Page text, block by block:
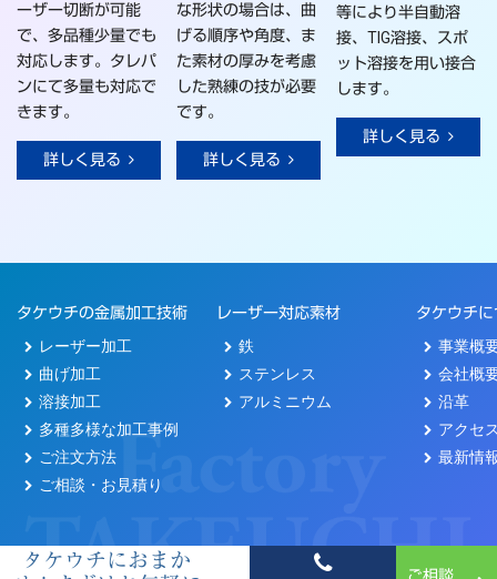
ーザー切断が可能
で、多品種少量でも
対応します。タレパ
ンにて多量も対応で
きます。
詳しく見る
な形状の場合は、曲
げる順序や角度、ま
た素材の厚みを考慮
した熟練の技が必要
です。
詳しく見る
等により半自動溶
接、TIG溶接、スポ
ット溶接を用い接合
します。
詳しく見る
タケウチの金属加工技術
レーザー加工
曲げ加工
溶接加工
多種多様な加工事例
ご注文方法
ご相談・お見積り
レーザー対応素材
鉄
ステンレス
アルミニウム
タケウチ
事業概
会社概
沿革
アクセ
最新情
タケウチにおまか